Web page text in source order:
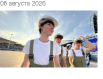
08 августа 2026